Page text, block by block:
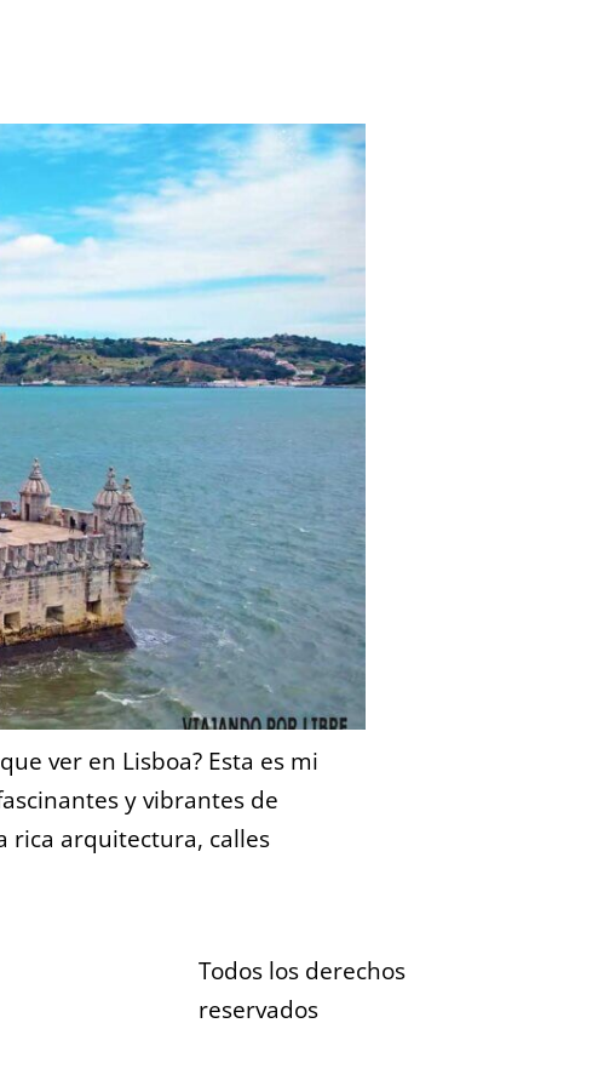
ver en Lisboa? Esta es mi
y vibrantes de
rica arquitectura, calles
Todos los derechos
reservados